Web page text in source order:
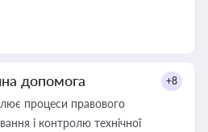
допомога +8
процеси правового
і контролю технічної